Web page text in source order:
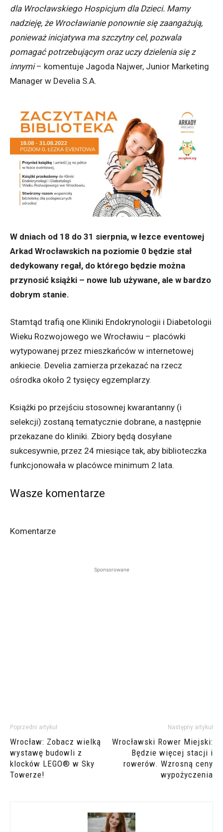
dla Wrocławskiego Hospicjum dla Dzieci. Mamy
nadzieję, że Wrocławianie ponownie się zaangażują,
ponieważ inicjatywa ma szczytny cel, pozwala
pomagać potrzebującym oraz uczy dzielenia się z
innymi– komentuje Jagoda Najwer, Junior Marketing
Manager w Develia S.A.
W dniach od 18 do 31 sierpnia, w łezce eventowej
Arkad Wrocławskich na poziomie 0 będzie stał
dedykowany regał, do którego będzie można
przynosić książki – nowe lub używane, ale w bardzo
dobrym stanie.
Stamtąd trafią one Kliniki Endokrynologii i Diabetologii
Wieku Rozwojowego we Wrocławiu – placówki
wytypowanej przez mieszkańców w internetowej
ankiecie. Develia zamierza przekazać na rzecz
ośrodka około 2 tysięcy egzemplarzy.
Książki po przejściu stosownej kwarantanny (i
selekcji) zostaną tematycznie dobrane, a następnie
przekazane do kliniki. Zbiory będą dosyłane
sukcesywnie, przez 24 miesiące tak, aby biblioteczka
funkcjonowała w placówce minimum 2 lata.
Wasze komentarze
Komentarze
Sponsorowane
Poprzedni artykuł
Wrocław: Zobacz wielką
wystawę budowli z
klocków LEGO® w Sky
Towerze!
Następny artykuł
Wrocławski Rower Miejski:
Będzie więcej stacji i
rowerów. Wzrosną ceny
wypożyczenia